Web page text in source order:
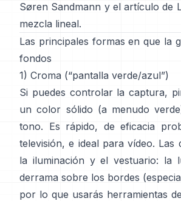
Søren Sandmann y el artículo de
mezcla lineal.
Las principales formas en que la
fondos
1) Croma (“pantalla verde/azul”)
Si puedes controlar la captura,
un color sólido (a menudo
tono. Es rápido, de eficacia
televisión, e ideal para vídeo. Las
la iluminación y el vestuario: la
derrama sobre los bordes
por lo que usarás herramientas de